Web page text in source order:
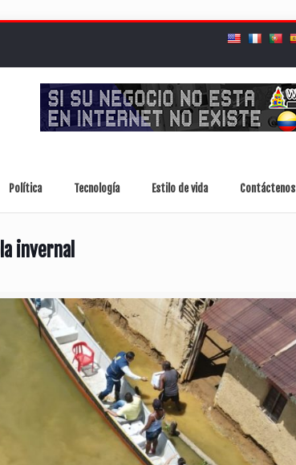
Política Tecnología Estilo de vida Contáctenos
invernal